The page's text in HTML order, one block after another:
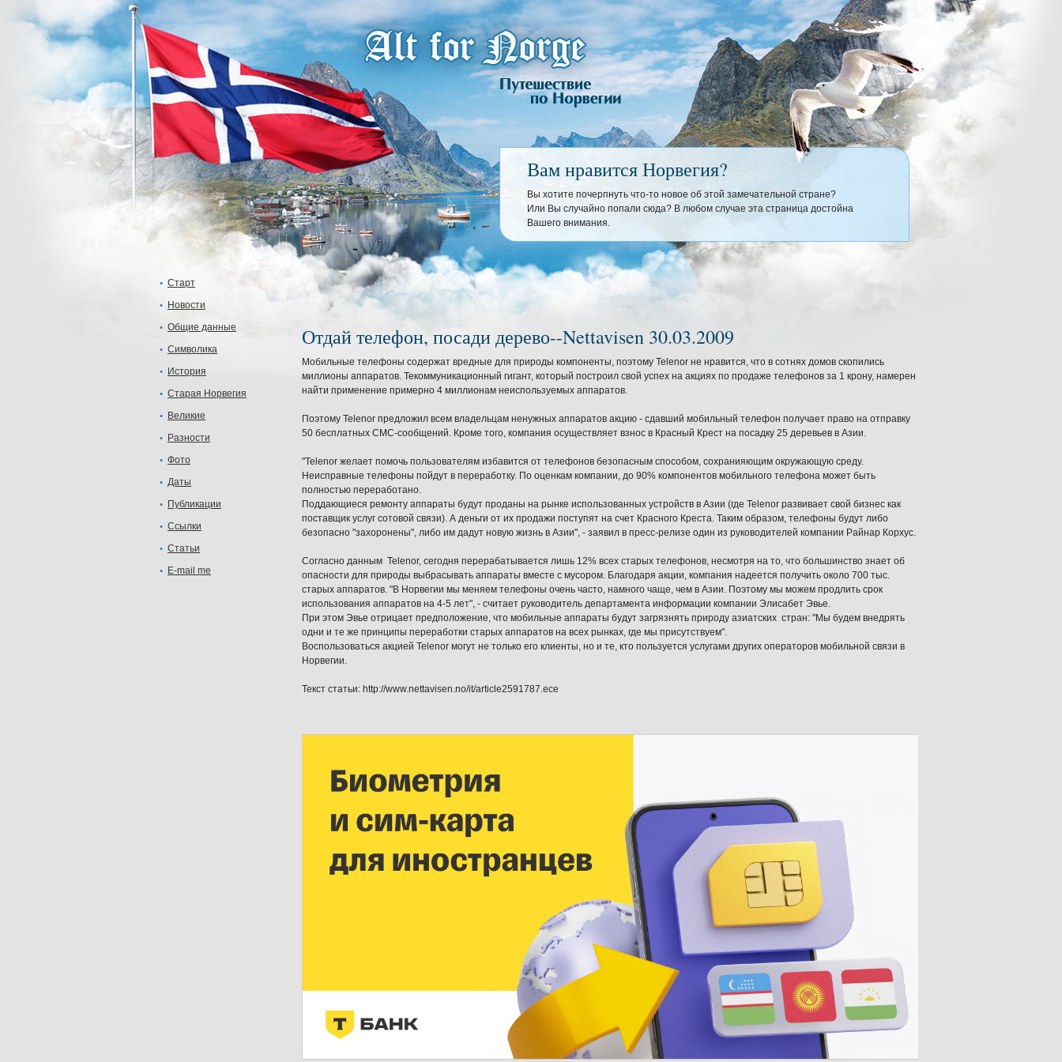
Вам нравится Норвегия?
Вы хотите почерпнуть что-то новое об этой замечательной стране?
Или Вы случайно попали сюда? В любом случае эта страница достойна
Вашего внимания.
Старт
Новости
Общие данные
Символика
История
Старая Норвегия
Великие
Разности
Фото
Даты
Публикации
Ссылки
Статьи
E-mail me
Отдай телефон, посади дерево--Nettavisen 30.03.2009
Мобильные телефоны содержат вредные для природы компоненты, поэтому Telenor не нравится, что в сотнях домов скопились
миллионы аппаратов. Текоммуникационный гигант, который построил свой успех на акциях по продаже телефонов за 1 крону, намерен
найти применение примерно 4 миллионам неиспользуемых аппаратов.
Поэтому Telenor предложил всем владельцам ненужных аппаратов акцию - сдавший мобильный телефон получает право на отправку
50 бесплатных СМС-сообщений. Кроме того, компания осуществляет взнос в Красный Крест на посадку 25 деревьев в Азии.
"Telenor желает помочь пользователям избавится от телефонов безопасным способом, сохранияющим окружающую среду.
Неисправные телефоны пойдут в переработку. По оценкам компании, до 90% компонентов мобильного телефона может быть
полностью переработано.
Поддающиеся ремонту аппараты будут проданы на рынке использованных устройств в Азии (где Telenor развивает свой бизнес как
поставщик услуг сотовой связи). А деньги от их продажи поступят на счет Красного Креста. Таким образом, телефоны будут либо
безопасно "захоронены", либо им дадут новую жизнь в Азии", - заявил в пресс-релизе один из руководителей компании Райнар Корхус.
Согласно данным Telenor, сегодня перерабатывается лишь 12% всех старых телефонов, несмотря на то, что большинство знает об
опасности для природы выбрасывать аппараты вместе с мусором. Благодаря акции, компания надеется получить около 700 тыс.
старых аппаратов. "В Норвегии мы меняем телефоны очень часто, намного чаще, чем в Азии. Поэтому мы можем продлить срок
использования аппаратов на 4-5 лет", - считает руководитель департамента информации компании Элисабет Эвье.
При этом Эвье отрицает предположение, что мобильные аппараты будут загрязнять природу азиатских стран: "Мы будем внедрять
одни и те же принципы переработки старых аппаратов на всех рынках, где мы присутствуем".
Воспользоваться акцией Telenor могут не только его клиенты, но и те, кто пользуется услугами других операторов мобильной связи в
Норвегии.
Текст статьи: http://www.nettavisen.no/it/article2591787.ece